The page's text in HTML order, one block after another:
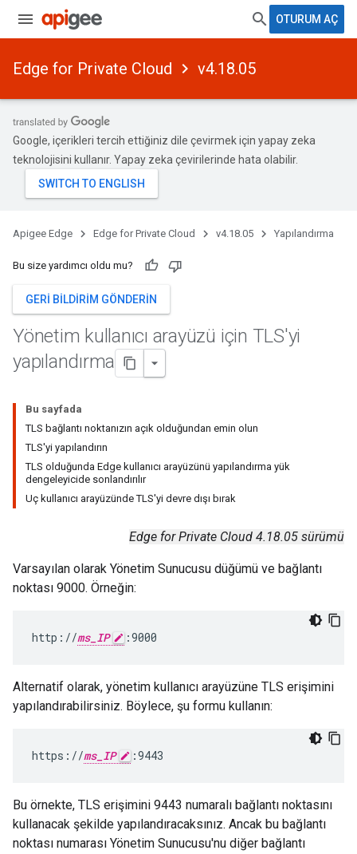
OTURUM AÇ
Edge for Private Cloud v4.18.05
Google, içerikleri tercih ettiğiniz dile çevirmek için yapay zeka
teknolojisini kullanır. Yapay zeka çevirilerinde hata olabilir.
Apigee Edge Edge for Private Cloud v4.18.05 Yapılandırma
Bu size yardımcı oldu mu?
GERI BILDIRIM GÖNDERIN
Yönetim kullanıcı arayüzü için TLS'yi
yapılandırma
Bu sayfada
TLS bağlantı noktanızın açık olduğundan emin olun
TLS'yi yapılandırın
TLS olduğunda Edge kullanıcı arayüzünü yapılandırma yük
dengeleyicide sonlandırılır
Uç kullanıcı arayüzünde TLS'yi devre dışı bırak
Edge for Private Cloud 4.18.05 sürümü
Varsayılan olarak Yönetim Sunucusu düğümü ve bağlantı
noktası 9000. Örneğin:
http://ms_IP :9000
Alternatif olarak, yönetim kullanıcı arayüzüne TLS erişimini
yapılandırabilirsiniz. Böylece, şu formu kullanın:
https://ms_IP :9443
Bu örnekte, TLS erişimini 9443 numaralı bağlantı noktasını
kullanacak şekilde yapılandıracaksınız. Ancak bu bağlantı
noktası numarası Yönetim Sunucusu'nu diğer bağlantı